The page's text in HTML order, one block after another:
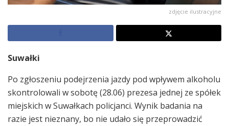
zdjęcie ilustracyjne
Suwałki
Po zgłoszeniu podejrzenia jazdy pod wpływem alkoholu
skontrolowali w sobotę (28.06) prezesa jednej ze spółek
miejskich w Suwałkach policjanci. Wynik badania na
razie jest nieznany, bo nie udało się przeprowadzić